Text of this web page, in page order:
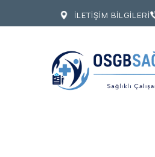
İLETİŞİM BİLGİLERİ